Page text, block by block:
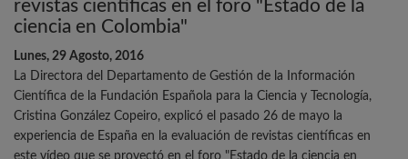
revistas científicas en el foro "Estado de la
ciencia en Colombia"
Lunes, 29 Agosto, 2016
La Directora del Departamento de Gestión de la Información
Científica de la Fundación Española para la Ciencia y Tecnología,
Cristina González Copeiro, explicó el pasado 26 de mayo la
experiencia de España en la evaluación de revistas científicas en
este vídeo que se proyectó en el foro "Estado de la ciencia en